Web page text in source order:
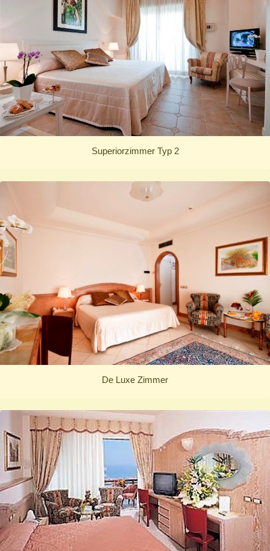
Superiorzimmer Typ 2
De Luxe Zimmer